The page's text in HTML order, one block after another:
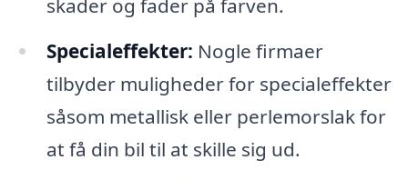
skader og fader på farven.
Specialeffekter: Nogle firmaer
tilbyder muligheder for specialeffekter
såsom metallisk eller perlemorslak for
at få din bil til at skille sig ud.